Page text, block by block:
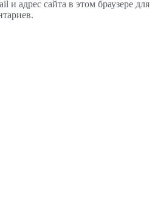
и адрес сайта в этом браузере для